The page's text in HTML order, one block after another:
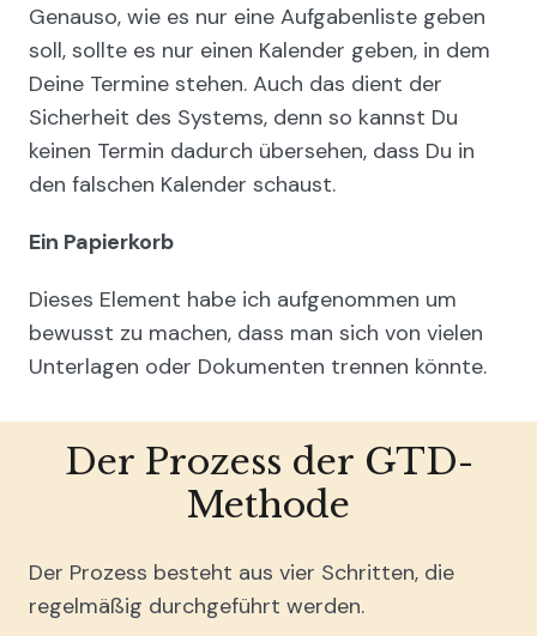
Genauso, wie es nur eine Aufgabenliste geben
soll, sollte es nur einen Kalender geben, in dem
Deine Termine stehen. Auch das dient der
Sicherheit des Systems, denn so kannst Du
keinen Termin dadurch übersehen, dass Du in
den falschen Kalender schaust.
Ein Papierkorb
Dieses Element habe ich aufgenommen um
bewusst zu machen, dass man sich von vielen
Unterlagen oder Dokumenten trennen könnte.
Der Prozess der GTD-
Methode
Der Prozess besteht aus vier Schritten, die
regelmäßig durchgeführt werden.